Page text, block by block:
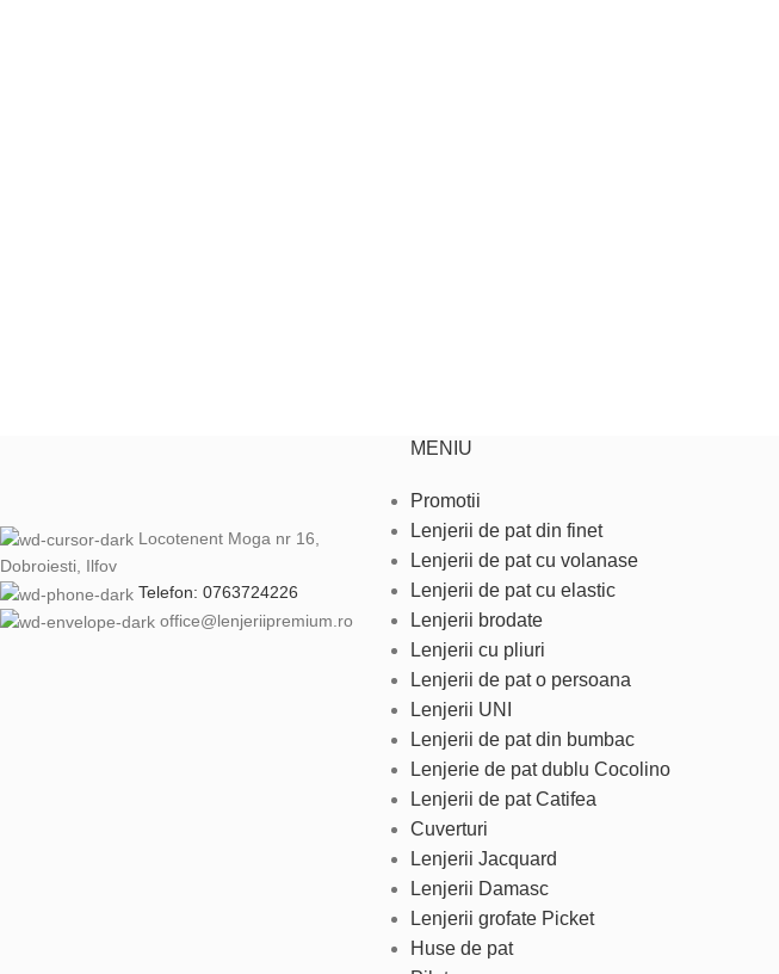
Locotenent Moga nr 16,
Dobroiesti, Ilfov
Telefon: 0763724226
office@lenjeriipremium.ro
MENIU
Promotii
Lenjerii de pat din finet
Lenjerii de pat cu volanase
Lenjerii de pat cu elastic
Lenjerii brodate
Lenjerii cu pliuri
Lenjerii de pat o persoana
Lenjerii UNI
Lenjerii de pat din bumbac
Lenjerie de pat dublu Cocolino
Lenjerii de pat Catifea
Cuverturi
Lenjerii Jacquard
Lenjerii Damasc
Lenjerii grofate Picket
Huse de pat